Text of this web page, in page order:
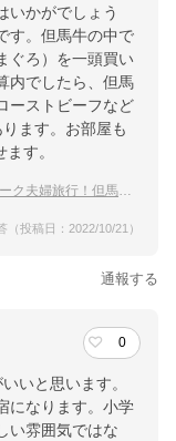
かがでしょう
す。但馬牛の中で
ぐろ）を一頭買い
内でしたら、但馬
ーストビーフなど
ます。お部屋も
す。
但馬牛が食べられる宿は？
（投稿日：2022/10/21）
通報する
0
いと思います。
になります。小学
い雰囲気ではな